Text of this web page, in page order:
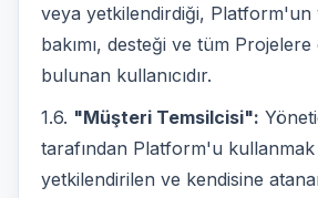
veya yetkilendirdiği, Platform'un
bakımı, desteği ve tüm
bulunan kullanıcıdır.
1.6. "Müşteri Temsilcisi":
tarafından Platform'u
yetkilendirilen ve kendisine